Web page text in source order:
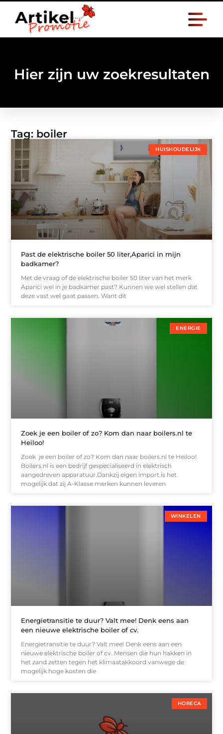
Hier zijn uw zoekresultaten
Tag: boiler
HUISHOUDELIJK
Past de elektrische boiler 50 liter,Aparici in mijn
badkamer?
Met de vraag of de elektrische boiler 50 liter van het merk
Aparici wel in je badkamer past? Kunnen we wel stellen dat
deze vast wel gaat passen. Want dit
ENERGIE
Zoek je een boiler of zo? Kom dan naar boilers.nl te
Heiloo!
Zoek je een boiler of zo? Kom dan naar boilers.nl te Heiloo!
Boilers.nl is een bedrijf gespecialiseerd in elektrisch
aangedreven apparatuur.Dankzij eigen import is het
mogelijk dat zij A-Klasse merken kunnen leveren
WINKELEN
Energietransitie te duur? Valt mee! Denk eens aan
een nieuwe elektrische boiler of cv.
Energietransitie te duur? Valt mee! Denk eens aan een
nieuwe elektrische boiler of cv. Mensen die hun hakken in
het zand zetten tegen het klimaatakkoord vanwege de
mogelijk hoge kosten die
HORECA